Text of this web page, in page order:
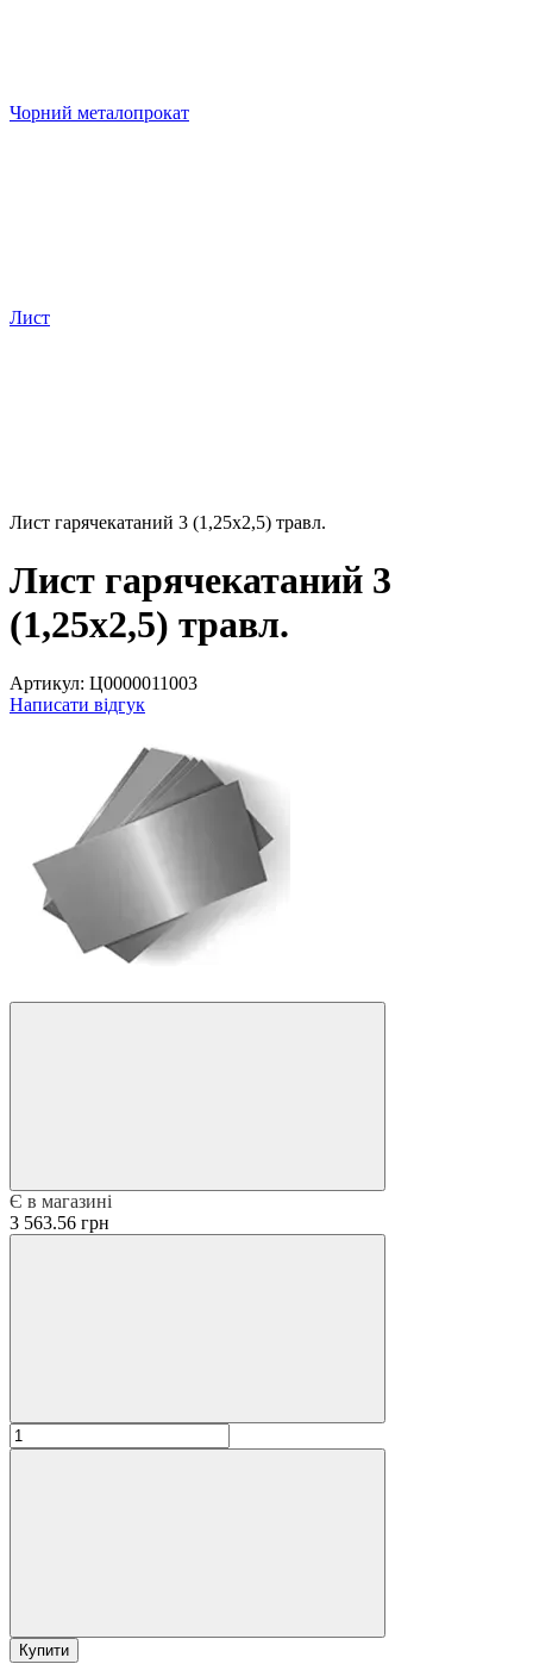
Чорний металопрокат
Лист
Лист гарячекатаний 3 (1,25х2,5) травл.
Лист гарячекатаний 3
(1,25х2,5) травл.
Артикул: Ц0000011003
Написати відгук
Є в магазині
3 563.56 грн
Купити